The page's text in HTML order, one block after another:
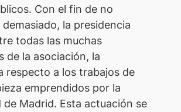
Con el fin de no
la presidencia
todas las muchas
de la asociación, la
respecto a los trabajos de
emprendidos por la
de Madrid. Esta actuación se